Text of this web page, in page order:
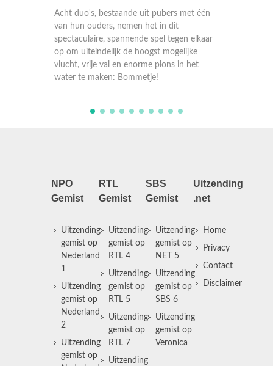
Acht duo's, bestaande uit pubers met één
van hun ouders, nemen het in dit
spectaculaire, spannende spel tegen elkaar
op om uiteindelijk de hoogst mogelijke
vlucht, vrije val en enorme plons in het
water te maken: Bommetje!
NPO
Gemist
Uitzending
gemist op
Nederland
1
Uitzending
gemist op
Nederland
2
Uitzending
gemist op
RTL
Gemist
Uitzending
gemist op
RTL 4
Uitzending
gemist op
RTL 5
Uitzending
gemist op
RTL 7
Uitzending
SBS
Gemist
Uitzending
gemist op
NET 5
Uitzending
gemist op
SBS 6
Uitzending
gemist op
Veronica
Uitzending
.net
Home
Privacy
Contact
Disclaimer